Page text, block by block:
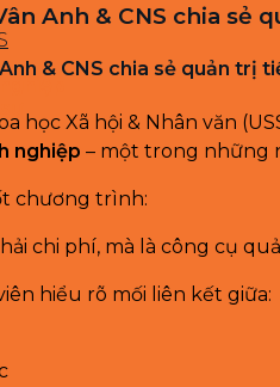
Anh & CNS chia sẻ
& CNS chia sẻ quản trị
học Xã hội & Nhân văn
nghiệp – một trong những
chương trình:
chi phí, mà là công cụ
hiểu rõ mối liên kết giữa: